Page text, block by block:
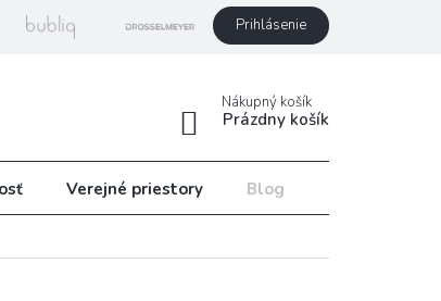
Prihlásenie
Nákupný košík
Prázdny košík
Verejné priestory Blog